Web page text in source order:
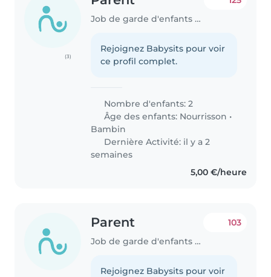
(3)
Job de garde d'enfants à Paris
Rejoignez Babysits pour voir
ce profil complet.
Nombre d'enfants: 2
Âge des enfants: Nourrisson •
Bambin
Dernière Activité: il y a 2
semaines
5,00 €/heure
Parent
Job de garde d'enfants à Paris
103
Rejoignez Babysits pour voir